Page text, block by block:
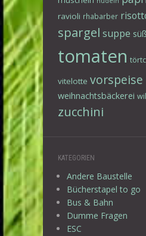
ravioli rhabarber
spargel suppe
tomaten
vitelotte vorspeise
weihnachtsbäckerei
zucchini
KATEGORIEN
Andere Baustelle
Bücherstapel to go
Bus & Bahn
Dumme Fragen
ESC